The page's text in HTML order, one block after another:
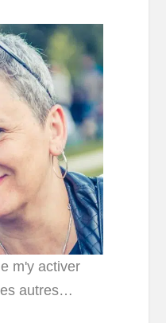
m'y activer
autres…